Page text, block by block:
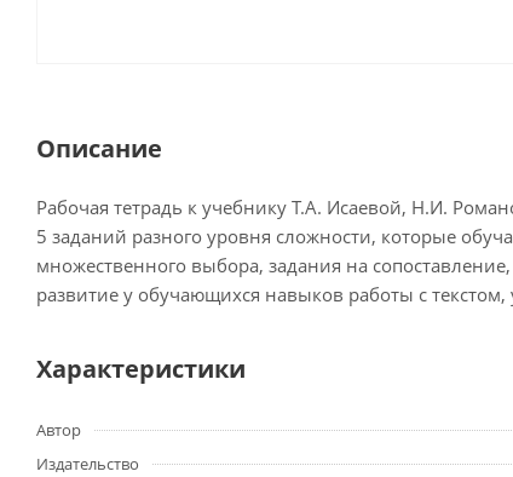
Описание
Рабочая тетрадь к учебнику Т.А. Исаевой, Н.И.
5 заданий разного уровня сложности, которые
множественного выбора, задания на
развитие у обучающихся навыков работы с
Характеристики
Автор
Издательство